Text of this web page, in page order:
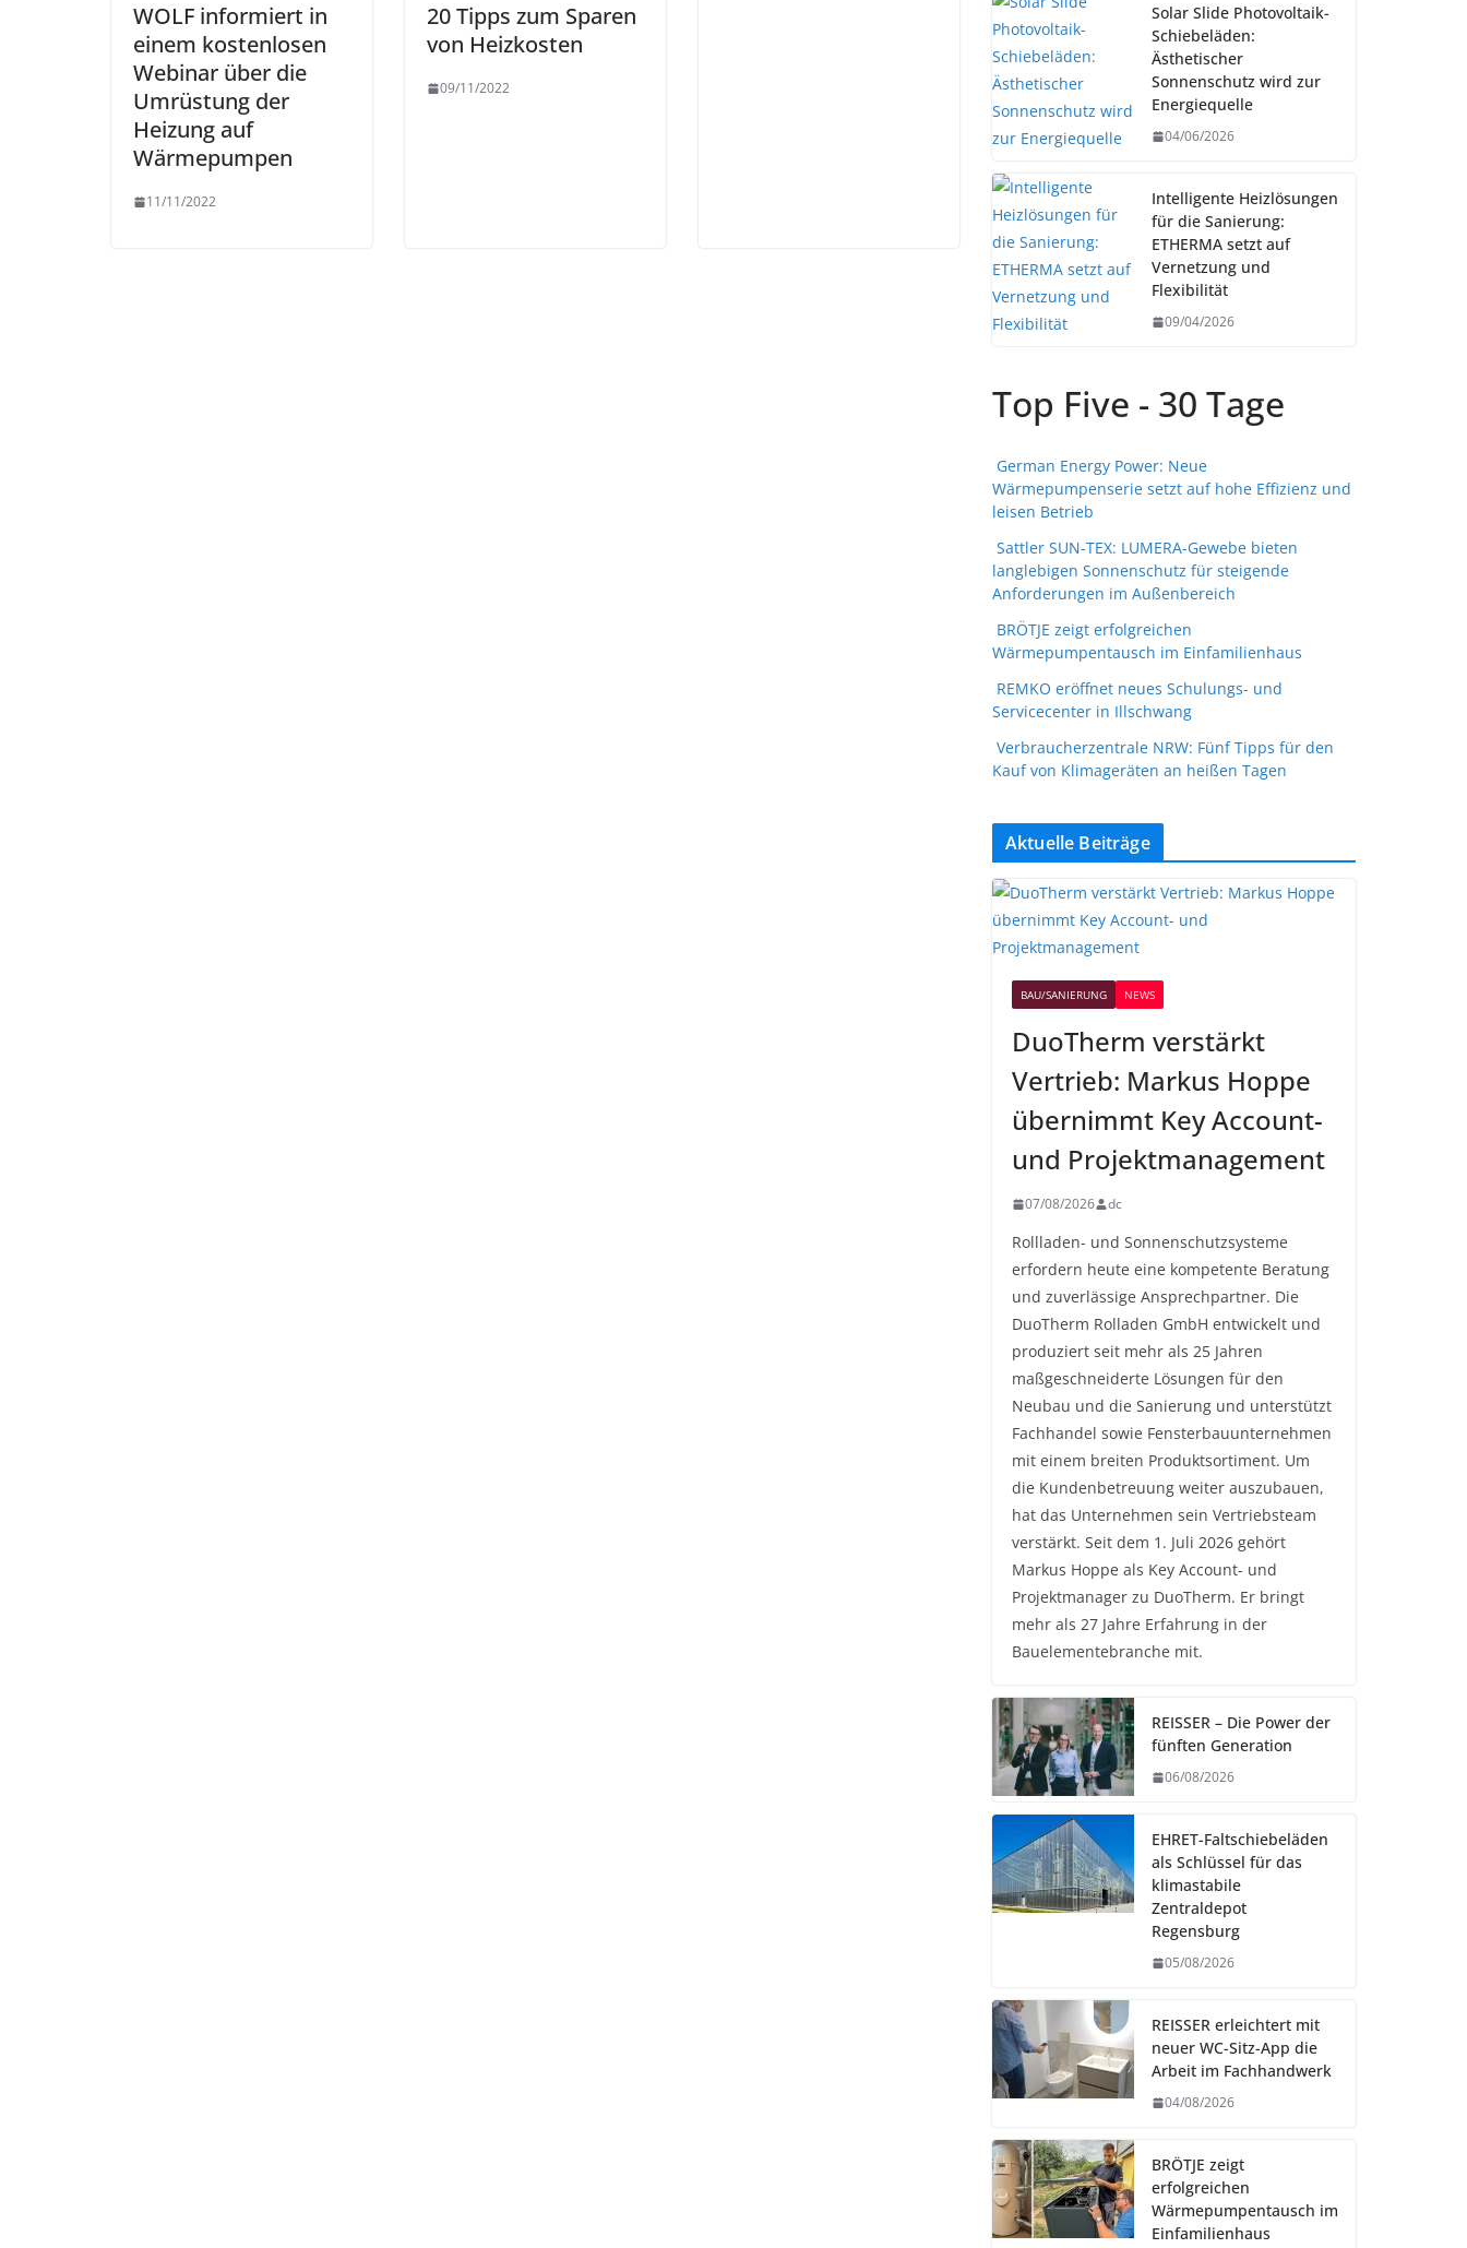
WOLF informiert in
einem kostenlosen
Webinar über die
Umrüstung der
Heizung auf
Wärmepumpen
11/11/2022
20 Tipps zum Sparen
von Heizkosten
09/11/2022
Solar Slide Photovoltaik-
Schiebeläden:
Ästhetischer
Sonnenschutz wird zur
Energiequelle
04/06/2026
Intelligente Heizlösungen
für die Sanierung:
ETHERMA setzt auf
Vernetzung und
Flexibilität
09/04/2026
Top Five - 30 Tage
German Energy Power: Neue
Wärmepumpenserie setzt auf hohe Effizienz und
leisen Betrieb
Sattler SUN-TEX: LUMERA-Gewebe bieten
langlebigen Sonnenschutz für steigende
Anforderungen im Außenbereich
BRÖTJE zeigt erfolgreichen
Wärmepumpentausch im Einfamilienhaus
REMKO eröffnet neues Schulungs- und
Servicecenter in Illschwang
Verbraucherzentrale NRW: Fünf Tipps für den
Kauf von Klimageräten an heißen Tagen
Aktuelle Beiträge
BAU/SANIERUNG NEWS
DuoTherm verstärkt
Vertrieb: Markus Hoppe
übernimmt Key Account-
und Projektmanagement
07/08/2026 dc
Rollladen- und Sonnenschutzsysteme
erfordern heute eine kompetente Beratung
und zuverlässige Ansprechpartner. Die
DuoTherm Rolladen GmbH entwickelt und
produziert seit mehr als 25 Jahren
maßgeschneiderte Lösungen für den
Neubau und die Sanierung und unterstützt
Fachhandel sowie Fensterbauunternehmen
mit einem breiten Produktsortiment. Um
die Kundenbetreuung weiter auszubauen,
hat das Unternehmen sein Vertriebsteam
verstärkt. Seit dem 1. Juli 2026 gehört
Markus Hoppe als Key Account- und
Projektmanager zu DuoTherm. Er bringt
mehr als 27 Jahre Erfahrung in der
Bauelementebranche mit.
REISSER – Die Power der
fünften Generation
06/08/2026
EHRET-Faltschiebeläden
als Schlüssel für das
klimastabile
Zentraldepot
Regensburg
05/08/2026
REISSER erleichtert mit
neuer WC-Sitz-App die
Arbeit im Fachhandwerk
04/08/2026
BRÖTJE zeigt
erfolgreichen
Wärmepumpentausch im
Einfamilienhaus